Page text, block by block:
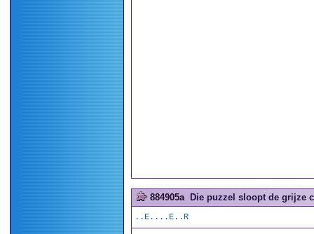
884905a Die puzzel sloopt de grijze
..E....E..R